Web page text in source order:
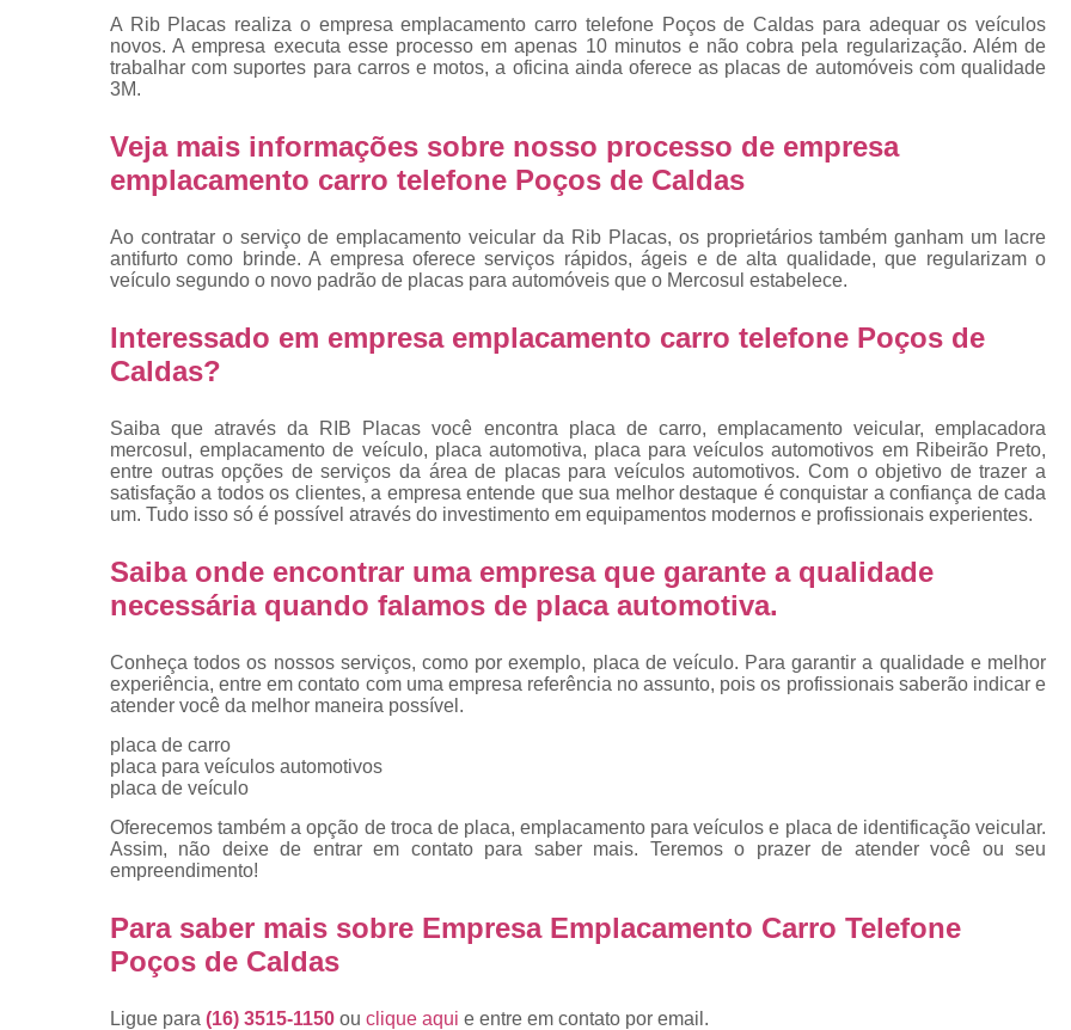
Placas modelo
mercosul
Placas
veiculares
Reforma de
placas
Troca de placas
Troca de placas
de veículos
placas
Emplacamento de Veículo Usado
Emplacamento Veículo Novo
Emplacamento Placa Mercosul
Qual o Valor do Emplacamento da Placa
Valor do Emplacamento Mercosul
Emplacar
Emplacar Carros
Emplacar o Carro
Emplacar Veículo
Emplacar
Emplacar Veículos
Empresa de Emplacamento de Carro
Empresa de Emplacamento de Moto
Empresa de Emplacamento de
Empresa Emplacadora de Veículos
A Rib Placas realiza o empresa emplacamento carro telefone Poços de Caldas para adequar os veículos
novos. A empresa executa esse processo em apenas 10 minutos e não cobra pela regularização. Além de
trabalhar com suportes para carros e motos, a oficina ainda oferece as placas de automóveis com qualidade
3M.
Veja mais informações sobre nosso processo de empresa
emplacamento carro telefone Poços de Caldas
Ao contratar o serviço de emplacamento veicular da Rib Placas, os proprietários também ganham um lacre
antifurto como brinde. A empresa oferece serviços rápidos, ágeis e de alta qualidade, que regularizam o
veículo segundo o novo padrão de placas para automóveis que o Mercosul estabelece.
Interessado em empresa emplacamento carro telefone Poços de
Caldas?
Saiba que através da RIB Placas você encontra placa de carro, emplacamento veicular, emplacadora
mercosul, emplacamento de veículo, placa automotiva, placa para veículos automotivos em Ribeirão Preto,
entre outras opções de serviços da área de placas para veículos automotivos. Com o objetivo de trazer a
satisfação a todos os clientes, a empresa entende que sua melhor destaque é conquistar a confiança de cada
um. Tudo isso só é possível através do investimento em equipamentos modernos e profissionais experientes.
Saiba onde encontrar uma empresa que garante a qualidade
necessária quando falamos de placa automotiva.
Conheça todos os nossos serviços, como por exemplo, placa de veículo. Para garantir a qualidade e melhor
experiência, entre em contato com uma empresa referência no assunto, pois os profissionais saberão indicar e
atender você da melhor maneira possível.
placa de carro
placa para veículos automotivos
placa de veículo
Oferecemos também a opção de troca de placa, emplacamento para veículos e placa de identificação veicular.
Assim, não deixe de entrar em contato para saber mais. Teremos o prazer de atender você ou seu
empreendimento!
Para saber mais sobre Empresa Emplacamento Carro Telefone
Poços de Caldas
Ligue para (16) 3515-1150 ou clique aqui e entre em contato por email.